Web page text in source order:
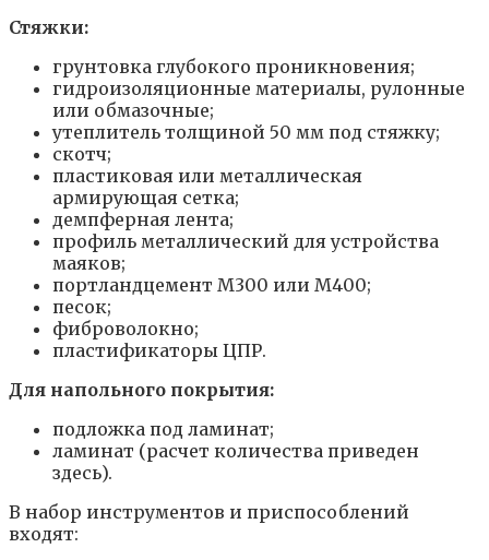
Стяжки:
грунтовка глубокого проникновения;
гидроизоляционные материалы, рулонные
или обмазочные;
утеплитель толщиной 50 мм под стяжку;
скотч;
пластиковая или металлическая
армирующая сетка;
демпферная лента;
профиль металлический для устройства
маяков;
портландцемент М300 или М400;
песок;
фиброволокно;
пластификаторы ЦПР.
Для напольного покрытия:
подложка под ламинат;
ламинат (расчет количества приведен
здесь).
В набор инструментов и приспособлений
входят: